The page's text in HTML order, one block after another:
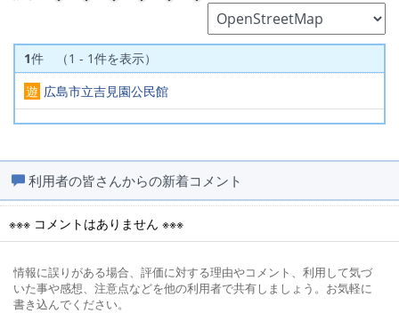
1件 （1 - 1件を表示）
遊 広島市立吉見園公民館
利用者の皆さんからの新着コメント
※※※ コメントはありません ※※※
情報に誤りがある場合、評価に対する理由やコメント、利用して気づ
いた事や感想、注意点などを他の利用者で共有しましょう。お気軽に
書き込んでください。